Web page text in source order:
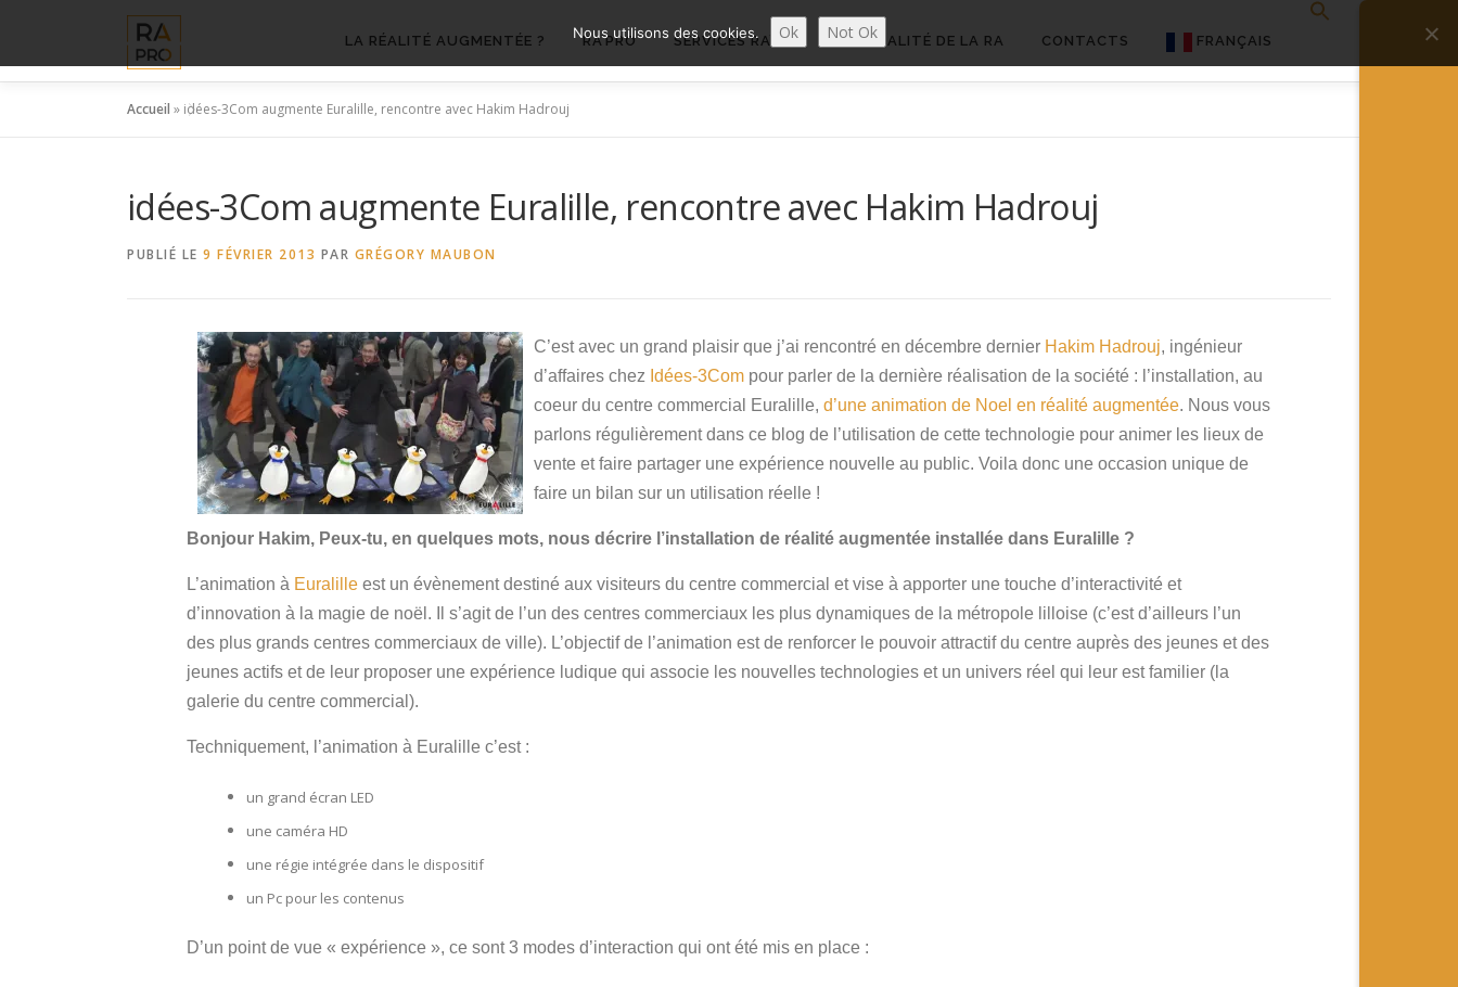
contenu
LA RÉALITÉ AUGMENTÉE ? RA’PRO SERVICES RA’PRO ACTUALITÉ DE LA RA CONTACTS FRANÇAIS
Español
Accueil » idées-3Com augmente Euralille, rencontre avec Hakim Hadrouj
idées-3Com augmente Euralille, rencontre avec Hakim Hadrouj
PUBLIÉ LE 9 FÉVRIER 2013 PAR GRÉGORY MAUBON
C’est avec un grand plaisir que j’ai rencontré en décembre dernier Hakim Hadrouj, ingénieur
d’affaires chez Idées-3Com pour parler de la dernière réalisation de la société : l’installation, au
coeur du centre commercial Euralille, d’une animation de Noel en réalité augmentée. Nous vous
parlons régulièrement dans ce blog de l’utilisation de cette technologie pour animer les lieux de
vente et faire partager une expérience nouvelle au public. Voila donc une occasion unique de
faire un bilan sur un utilisation réelle !
Bonjour Hakim, Peux-tu, en quelques mots, nous décrire l’installation de réalité augmentée installée dans Euralille ?
L’animation à Euralille est un évènement destiné aux visiteurs du centre commercial et vise à apporter une touche d’interactivité et
d’innovation à la magie de noël. Il s’agit de l’un des centres commerciaux les plus dynamiques de la métropole lilloise (c’est d’ailleurs l’un
des plus grands centres commerciaux de ville). L’objectif de l’animation est de renforcer le pouvoir attractif du centre auprès des jeunes et des
jeunes actifs et de leur proposer une expérience ludique qui associe les nouvelles technologies et un univers réel qui leur est familier (la
galerie du centre commercial).
Techniquement, l’animation à Euralille c’est :
un grand écran LED
une caméra HD
une régie intégrée dans le dispositif
un Pc pour les contenus
D’un point de vue « expérience », ce sont 3 modes d’interaction qui ont été mis en place :
Nous utilisons des cookies. Ok Not Ok